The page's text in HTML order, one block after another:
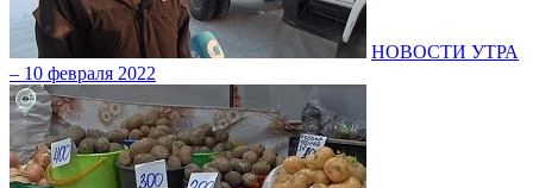
НОВОСТИ УТРА
– 10 февраля 2022